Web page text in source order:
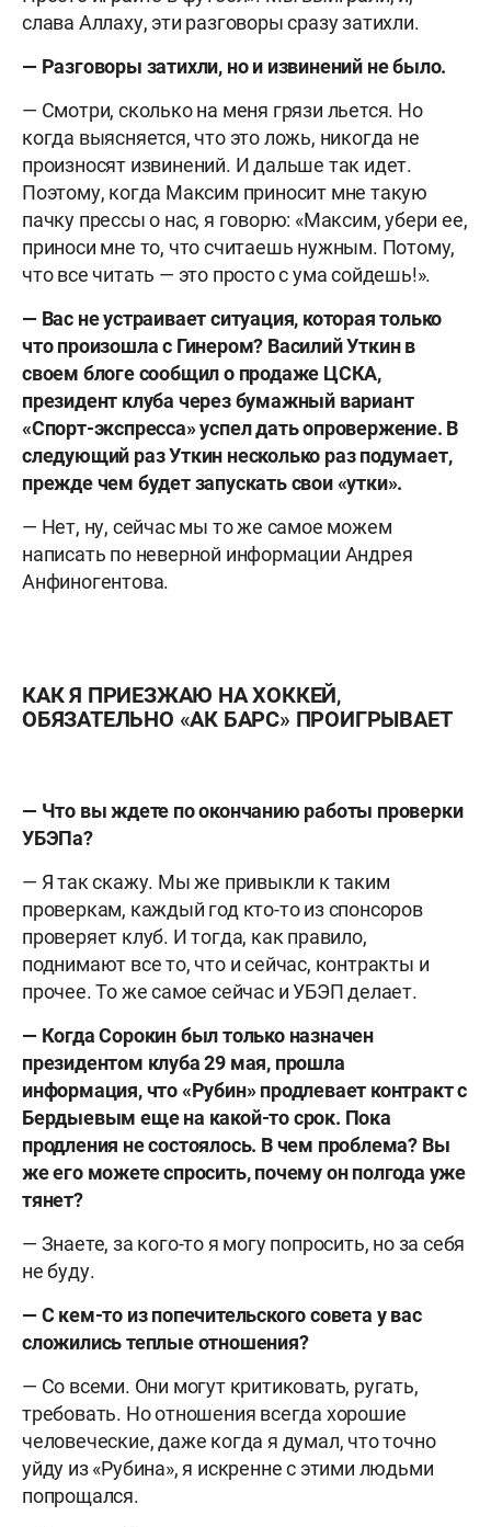
слава Аллаху, эти разговоры сразу затихли.
— Разговоры затихли, но и извинений не было.
— Смотри, сколько на меня грязи льется. Но
когда выясняется, что это ложь, никогда не
произносят извинений. И дальше так идет.
Поэтому, когда Максим приносит мне такую
пачку прессы о нас, я говорю: «Максим, убери ее,
приноси мне то, что считаешь нужным. Потому,
что все читать — это просто с ума сойдешь!».
— Вас не устраивает ситуация, которая только
что произошла с Гинером? Василий Уткин в
своем блоге сообщил о продаже ЦСКА,
президент клуба через бумажный вариант
«Спорт-экспресса» успел дать опровержение. В
следующий раз Уткин несколько раз подумает,
прежде чем будет запускать свои «утки».
— Нет, ну, сейчас мы то же самое можем
написать по неверной информации Андрея
Анфиногентова.
КАК Я ПРИЕЗЖАЮ НА ХОККЕЙ,
ОБЯЗАТЕЛЬНО «АК БАРС» ПРОИГРЫВАЕТ
— Что вы ждете по окончанию работы проверки
УБЭПа?
— Я так скажу. Мы же привыкли к таким
проверкам, каждый год кто-то из спонсоров
проверяет клуб. И тогда, как правило,
поднимают все то, что и сейчас, контракты и
прочее. То же самое сейчас и УБЭП делает.
— Когда Сорокин был только назначен
президентом клуба 29 мая, прошла
информация, что «Рубин» продлевает контракт с
Бердыевым еще на какой-то срок. Пока
продления не состоялось. В чем проблема? Вы
же его можете спросить, почему он полгода уже
тянет?
— Знаете, за кого-то я могу попросить, но за себя
не буду.
— С кем-то из попечительского совета у вас
сложились теплые отношения?
— Со всеми. Они могут критиковать, ругать,
требовать. Но отношения всегда хорошие
человеческие, даже когда я думал, что точно
уйду из «Рубина», я искренне с этими людьми
попрощался.